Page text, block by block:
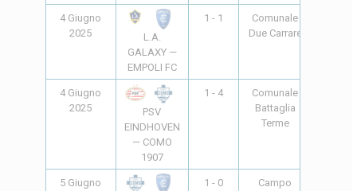
4 Giugno
2025
L.A.
GALAXY —
EMPOLI FC
1 - 1
Comunale
Due Carrare
4 Giugno
2025
PSV
EINDHOVEN
— COMO
1907
1 - 4
Comunale
Battaglia
Terme
5 Giugno
1 - 0
Campo